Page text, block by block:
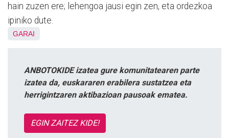
hain zuzen ere; lehengoa jausi egin zen, eta ordezkoa
ipiniko dute.
GARAI
ANBOTOKIDE izatea gure komunitatearen parte
izatea da, euskararen erabilera sustatzea eta
herrigintzaren aktibazioan pausoak ematea.
EGIN ZAITEZ KIDE!